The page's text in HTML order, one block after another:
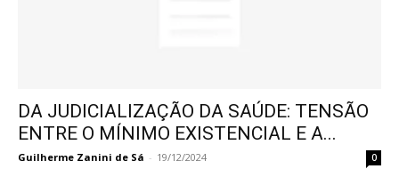
DA JUDICIALIZAÇÃO DA SAÚDE: TENSÃO
ENTRE O MÍNIMO EXISTENCIAL E A...
Guilherme Zanini de Sá - 19/12/2024 0